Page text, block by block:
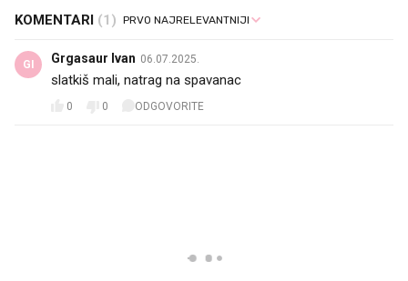
KOMENTARI (1)
GI Grgasaur Ivan 06.07.2025.
slatkiš mali, natrag na spavanac
0 0 ODGOVORITE